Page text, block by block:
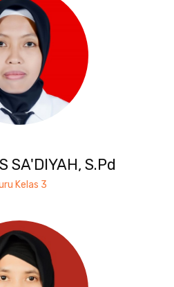
SA'DIYAH, S.Pd
Kelas 3